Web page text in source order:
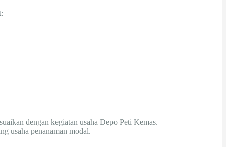
dengan kegiatan usaha Depo Peti Kemas.
usaha penanaman modal.